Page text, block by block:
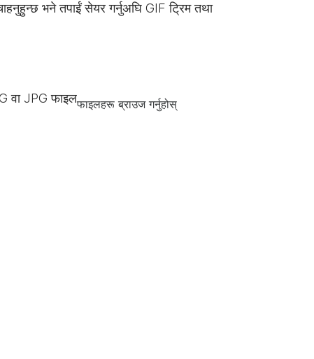
भने तपाईं सेयर गर्नुअघि GIF ट्रिम तथा
वा JPG फाइलफाइलहरू ब्राउज गर्नुहोस्